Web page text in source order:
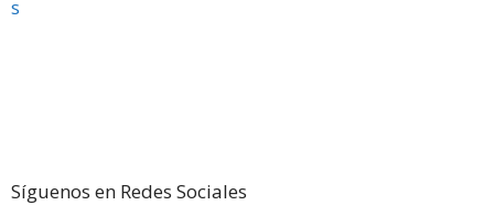
Síguenos en Redes Sociales